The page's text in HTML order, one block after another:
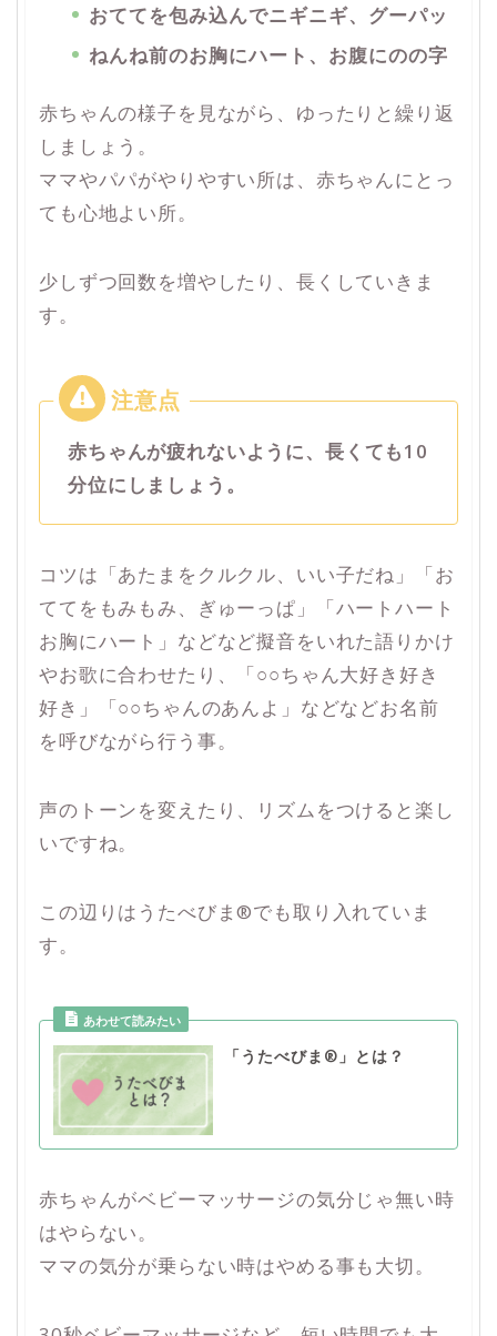
おててを包み込んでニギニギ、グーパッ
ねんね前のお胸にハート、お腹にのの字
赤ちゃんの様子を見ながら、ゆったりと繰り返
しましょう。
ママやパパがやりやすい所は、赤ちゃんにとっ
ても心地よい所。
少しずつ回数を増やしたり、長くしていきま
す。
赤ちゃんが疲れないように、長くても10
分位にしましょう。
コツは「あたまをクルクル、いい子だね」「お
ててをもみもみ、ぎゅーっぱ」「ハートハート
お胸にハート」などなど擬音をいれた語りかけ
やお歌に合わせたり、「○○ちゃん大好き好き
好き」「○○ちゃんのあんよ」などなどお名前
を呼びながら行う事。
声のトーンを変えたり、リズムをつけると楽し
いですね。
この辺りはうたべびま®でも取り入れていま
す。
「うたべびま®」とは？
赤ちゃんがベビーマッサージの気分じゃ無い時
はやらない。
ママの気分が乗らない時はやめる事も大切。